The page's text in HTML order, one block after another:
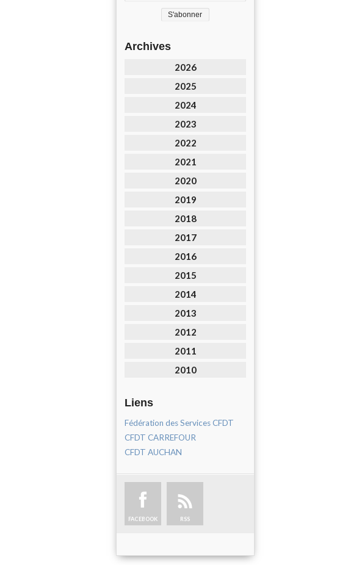
Archives
2026
2025
2024
2023
2022
2021
2020
2019
2018
2017
2016
2015
2014
2013
2012
2011
2010
Liens
Fédération des Services CFDT
CFDT CARREFOUR
CFDT AUCHAN
FACEBOOK RSS